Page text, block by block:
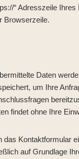
“ Adresszeile
Browserzeile.
Daten
um Ihre
findet ohne Ihre
das Kontaktformular
auf Grundlage